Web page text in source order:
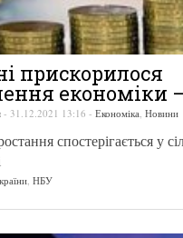
прискорилося
економіки
- 31.12.2021 13:16 - Економіка Новини
спостерігається у
НБУ